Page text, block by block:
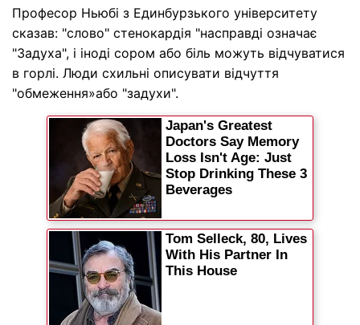
Професор Ньюбі з Единбурзького університету
сказав: "слово" стенокардія "насправді означає
"Задуха", і іноді сором або біль можуть відчуватися
в горлі. Люди схильні описувати відчуття
"обмеження»або "задухи".